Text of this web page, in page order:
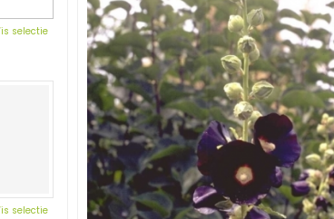
selectie
selectie